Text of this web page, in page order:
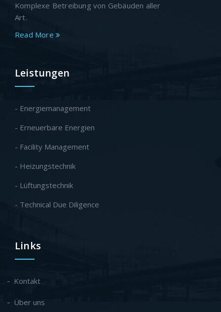
Komplexe Betreibung von Gebäuden aller
Art.
Read More
Leistungen
- Energiemanagement
- Erneuerbare Energien
- Facility Management
- Heizungstechnik
- Lüftungstechnik
- Technical Due Diligence
Links
Kontakt
Über uns